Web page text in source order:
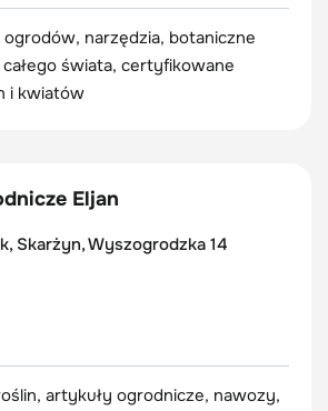
narzędzia, botaniczne
świata, certyfikowane
i kwiatów
Eljan
Skarżyn, Wyszogrodzka 14
artykuły ogrodnicze, nawozy,